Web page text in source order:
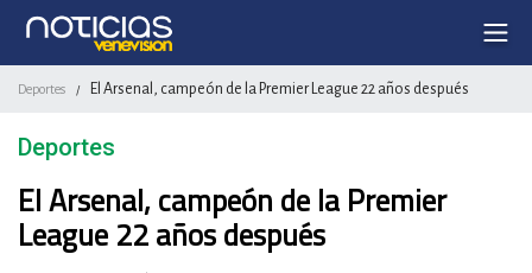
Deportes / El Arsenal, campeón de la Premier League 22 años después
Deportes
El Arsenal, campeón de la Premier
League 22 años después